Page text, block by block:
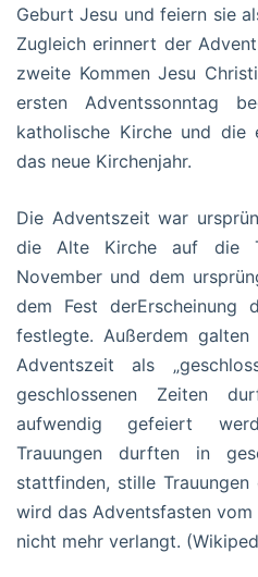
Geburt Jesu und feiern sie
Zugleich erinnert der
zweite Kommen Jesu
ersten Adventssonntag
katholische Kirche und die
das neue Kirchenjahr.
Die Adventszeit war
die Alte Kirche auf die
November und dem
dem Fest derErscheinung
festlegte. Außerdem
Adventszeit als
geschlossenen Zeiten
aufwendig gefeiert
Trauungen durften in
stattfinden, stille Trauungen
wird das Adventsfasten
nicht mehr verlangt.